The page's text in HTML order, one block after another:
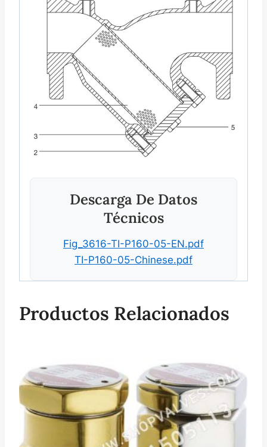
Descarga De Datos
Técnicos
Fig_3616-TI-P160-05-EN.pdf
TI-P160-05-Chinese.pdf
Productos Relacionados